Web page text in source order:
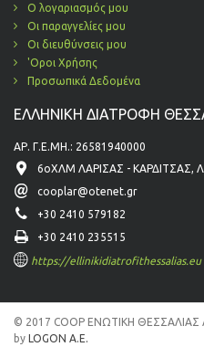
Ο λογαριασμός μου
Οι παραγγελίες μου
Οι διευθύνσεις μου
'Οροι Χρήσης
Προσωπικά Δεδομένα
ΕΛΛΗΝΙΚΗ ΔΙΑΤΡΟΦΗ
ΑΡ. Γ.Ε.ΜΗ.: 26581940000
6οΧΛΜ ΛΑΡΙΣΑΣ - ΚΑΡΔΙΤΣΑΣ,
cooplar@otenet.gr
+30 2410 579182
+30 2410 235515
https://ellinikidiatrofithessalias.eu
© 2017 COOP ΕΝΩΤΙΚΗ ΘΕΣΣΑΛΙΑΣ
by LOGON A.E.